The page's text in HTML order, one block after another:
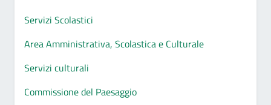
Servizi Scolastici
Area Amministrativa, Scolastica e Culturale
Servizi culturali
Commissione del Paesaggio